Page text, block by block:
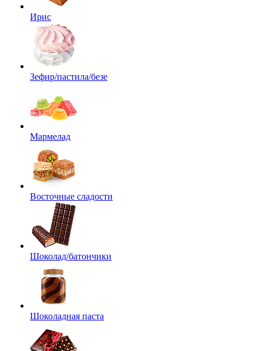
Ирис
Зефир/пастила/безе
Мармелад
Восточные сладости
Шоколад/батончики
Шоколадная паста